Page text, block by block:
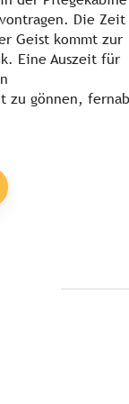
Die Zeit
Geist kommt zur
Eine Auszeit für
zu gönnen, fernab